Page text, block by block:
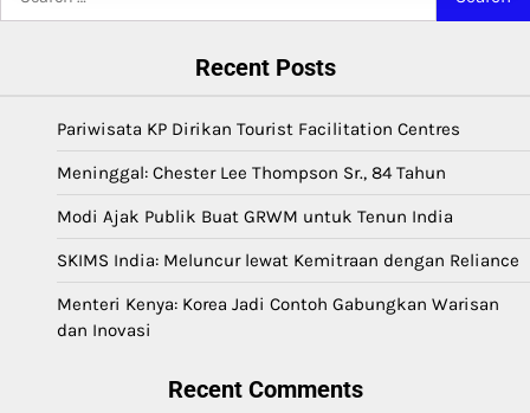
Recent Posts
Pariwisata KP Dirikan Tourist Facilitation Centres
Meninggal: Chester Lee Thompson Sr., 84 Tahun
Modi Ajak Publik Buat GRWM untuk Tenun India
SKIMS India: Meluncur lewat Kemitraan dengan Reliance
Menteri Kenya: Korea Jadi Contoh Gabungkan Warisan
dan Inovasi
Recent Comments